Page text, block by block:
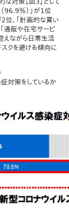
96.9％）」が1位
2位、「計画的な買い
通販や在宅サービ
えながら日常生活
クを避ける傾向に
対策をしているか